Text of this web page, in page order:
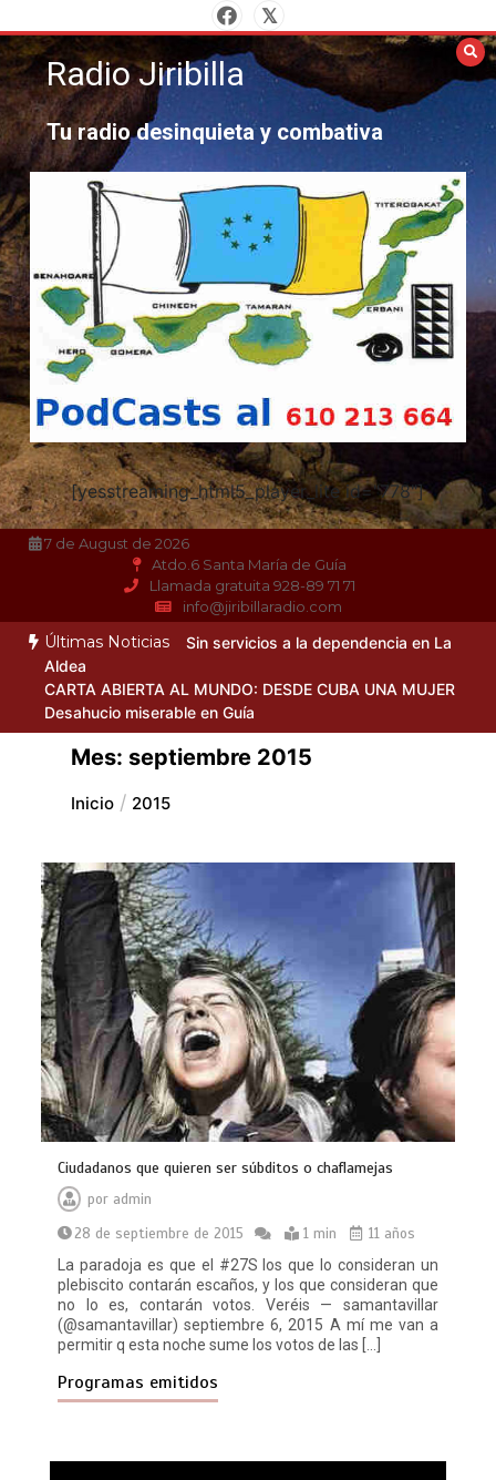
al
contenidoRadio Jiribilla
Tu radio desinquieta y combativa
[yesstreaming_html5_player_lite id="778"]
7 de August de 2026
Atdo.6 Santa María de Guía
Llamada gratuita 928-89 71 71
info@jiribillaradio.com
Últimas Noticias
Sin servicios a la dependencia en La
Aldea
CARTA ABIERTA AL MUNDO: DESDE CUBA UNA MUJER
Desahucio miserable en Guía
Mes: septiembre 2015
Inicio 2015
Ciudadanos que quieren ser súbditos o chaflamejas
por admin
28 de septiembre de 2015
1 min
11 años
La paradoja es que el #27S los que lo consideran un
plebiscito contarán escaños, y los que consideran que
no lo es, contarán votos. Veréis — samantavillar
(@samantavillar) septiembre 6, 2015 A mí me van a
permitir q esta noche sume los votos de las […]
Programas emitidos